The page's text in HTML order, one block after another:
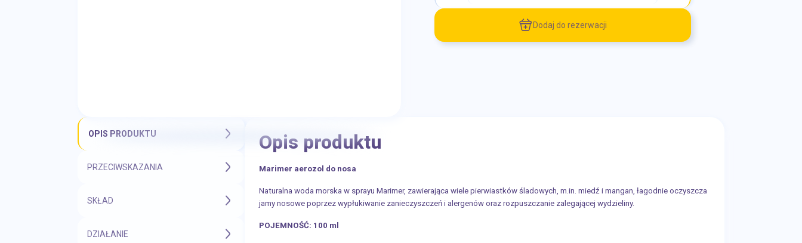
Dodaj do rezerwacji
OPIS PRODUKTU
PRZECIWSKAZANIA
SKŁAD
DZIAŁANIE
Opis produktu
Marimer aerozol do nosa
Naturalna woda morska w sprayu Marimer, zawierająca wiele pierwiastków śladowych, m.in. miedź i mangan, łagodnie oczyszcza
jamy nosowe poprzez wypłukiwanie zanieczyszczeń i alergenów oraz rozpuszczanie zalegającej wydzieliny.
POJEMNOŚĆ: 100 ml